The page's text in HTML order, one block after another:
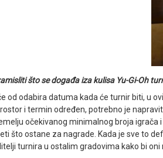
što se događa iza kulisa Yu-Gi-Oh
od odabira datuma kada će turnir biti, u
i termin određen, potrebno je
očekivanog minimalnog broja
što ostane za nagrade. Kada je sve to
turnira u ostalim gradovima kako bi oni